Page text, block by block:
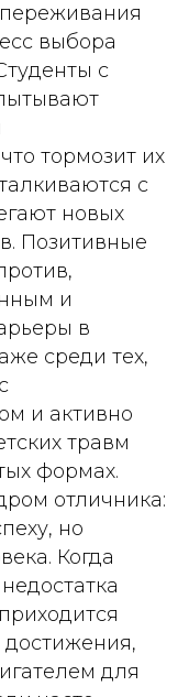
выбора
с
тормозит их
с
новых
Позитивные
и
в
среди тех,
и активно
травм
формах.
отличника:
но
Когда
для